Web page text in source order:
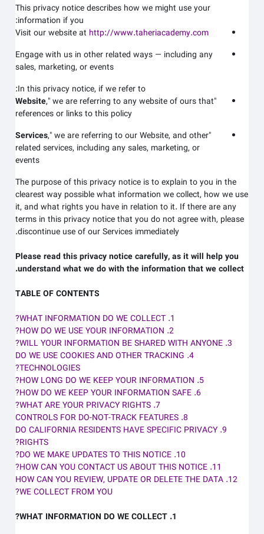
This privacy notice describes how we might use your
information if you:
Visit our website athttp://www.taheriacademy.com
Engage with us in other related ways ― including any
sales, marketing, or events
In this privacy notice, if we refer to:
Website," we are referring to any website of ours that
references or links to this policy
Services," we are referring to ourWebsite,and other
related services, including any sales, marketing, or
events
The purpose of this privacy notice is to explain to you in the
clearest way possible what information we collect, how we use
it, and what rights you have in relation to it. If there are any
terms in this privacy notice that you do not agree with, please
discontinue use of our Services immediately.
Please read this privacy notice carefully, as it will help you
understand what we do with the information that we collect.
TABLE OF CONTENTS
4. DO WE USE COOKIES AND OTHER TRACKING
TECHNOLOGIES?
9. DO CALIFORNIA RESIDENTS HAVE SPECIFIC PRIVACY
RIGHTS?
12. HOW CAN YOU REVIEW, UPDATE OR DELETE THE DATA
WE COLLECT FROM YOU?